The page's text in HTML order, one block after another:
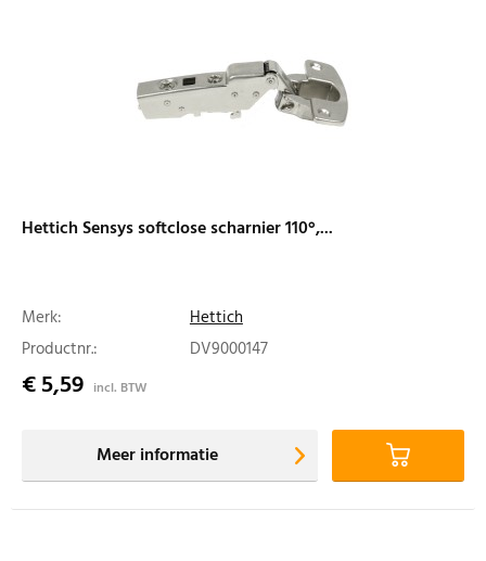
Hettich Sensys softclose scharnier 110°,...
Merk:
Hettich
Productnr.:
DV9000147
€ 5,59 incl. BTW
Meer informatie